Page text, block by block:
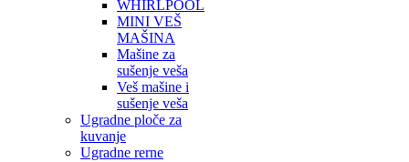
WHIRLPOOL
MINI VEŠ
MAŠINA
Mašine za
sušenje veša
Veš mašine i
sušenje veša
Ugradne ploče za
kuvanje
Ugradne rerne